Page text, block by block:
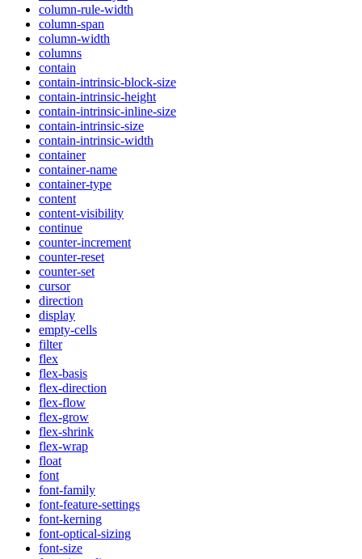
column-rule-width
column-span
column-width
columns
contain
contain-intrinsic-block-size
contain-intrinsic-height
contain-intrinsic-inline-size
contain-intrinsic-size
contain-intrinsic-width
container
container-name
container-type
content
content-visibility
continue
counter-increment
counter-reset
counter-set
cursor
direction
display
empty-cells
filter
flex
flex-basis
flex-direction
flex-flow
flex-grow
flex-shrink
flex-wrap
float
font
font-family
font-feature-settings
font-kerning
font-optical-sizing
font-size